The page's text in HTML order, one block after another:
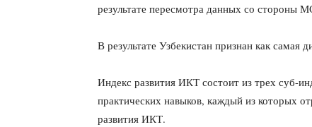
результате пересмотра данных со стороны
В результате Узбекистан признан как
Индекс развития ИКТ состоит из трех суб-
практических навыков, каждый из которых
развития ИКТ.